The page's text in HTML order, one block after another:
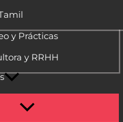
y Prácticas
y RRHH